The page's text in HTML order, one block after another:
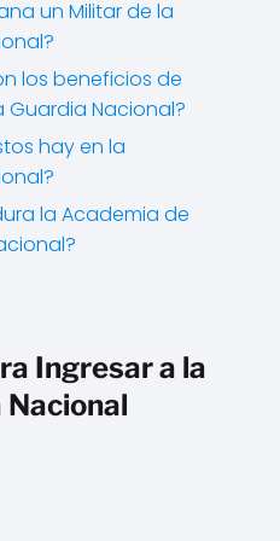
un Militar de la
los beneficios de
Guardia Nacional?
hay en la
la Academia de
Ingresar a la
Nacional